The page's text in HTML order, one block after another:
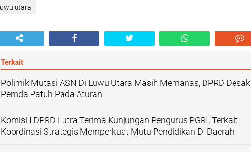
luwu utara
Terkait
Polimik Mutasi ASN Di Luwu Utara Masih Memanas, DPRD Desak
Pemda Patuh Pada Aturan
Komisi I DPRD Lutra Terima Kunjungan Pengurus PGRI, Terkait
Koordinasi Strategis Memperkuat Mutu Pendidikan Di Daerah